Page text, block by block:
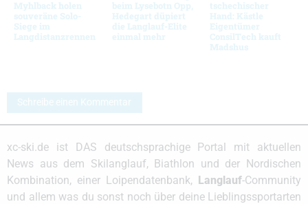
Myhlback holen
souveräne Solo-
Siege im
Langdistanzrennen
beim Lysebotn Opp,
Hedegart düpiert
die Langlauf-Elite
einmal mehr
tschechischer
Hand: Kästle
Eigentümer
ConsilTech kauft
Madshus
Schreibe einen Kommentar
xc-ski.de ist DAS deutschsprachige Portal mit aktuellen
News aus dem Skilanglauf, Biathlon und der Nordischen
Kombination, einer Loipendatenbank, Langlauf-Community
und allem was du sonst noch über deine Lieblingssportarten